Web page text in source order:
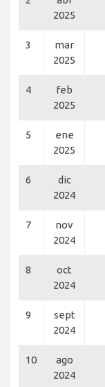
2025
3
mar
2025
4
feb
2025
5
ene
2025
6
dic
2024
7
nov
2024
8
oct
2024
9
sept
2024
10
ago
2024